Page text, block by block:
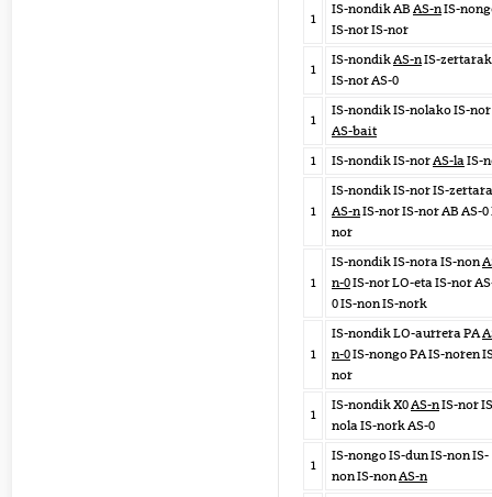
1
IS-nondik AB AS-nIS-
IS-nor IS-nor
1
IS-nondikAS-nIS-
IS-nor AS-0
1
IS-nondik IS-nolako IS-nor
AS-bait
1
IS-nondik IS-norAS-laIS-
1
IS-nondik IS-nor IS-
AS-nIS-nor IS-nor AB AS-0
nor
1
IS-nondik IS-nora IS-non
n-0IS-nor LO-eta IS-nor
0 IS-non IS-nork
1
IS-nondik LO-aurrera PA
n-0IS-nongo PA IS-noren
nor
1
IS-nondik X0AS-nIS-nor
nola IS-nork AS-0
1
IS-nongo IS-dun IS-non IS-
non IS-nonAS-n